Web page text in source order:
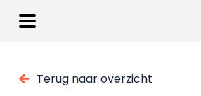
Terug naar overzicht